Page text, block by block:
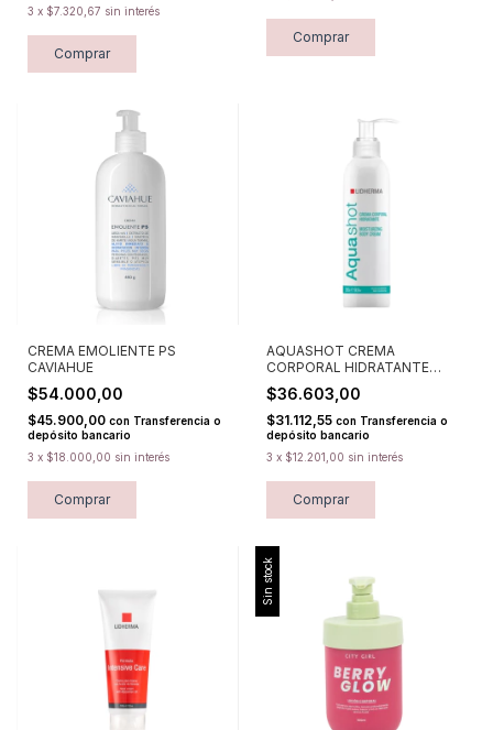
3 x $7.320,67 sin interés
CREMA EMOLIENTE PS
CAVIAHUE
$54.000,00
$45.900,00 con Transferencia o
depósito bancario
3 x $18.000,00 sin interés
Comprar
AQUASHOT CREMA
CORPORAL HIDRATANTE
LIDHERMA
$36.603,00
$31.112,55 con Transferencia o
depósito bancario
3 x $12.201,00 sin interés
Comprar
Sin stock